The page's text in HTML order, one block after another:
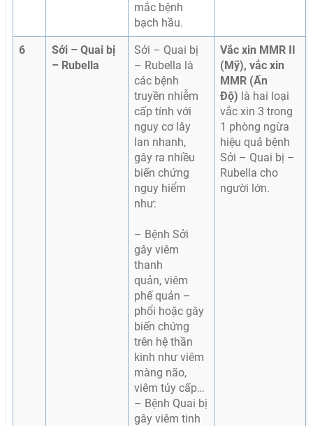
mắc bệnh
bạch hầu.
6
Sởi – Quai bị
– Rubella
Sởi – Quai bị
– Rubella là
các bệnh
truyền nhiễm
cấp tính với
nguy cơ lây
lan nhanh,
gây ra nhiều
biến chứng
nguy hiểm
như:
– Bệnh Sởi
gây viêm
thanh
quản, viêm
phế quản –
phổi hoặc gây
biến chứng
trên hệ thần
kinh như viêm
màng não,
viêm tủy cấp…
– Bệnh Quai bị
gây viêm tinh
Vắc xin MMR II
(Mỹ), vắc xin
MMR (Ấn
Độ) là hai loại
vắc xin 3 trong
1 phòng ngừa
hiệu quả bệnh
Sởi – Quai bị –
Rubella cho
người lớn.